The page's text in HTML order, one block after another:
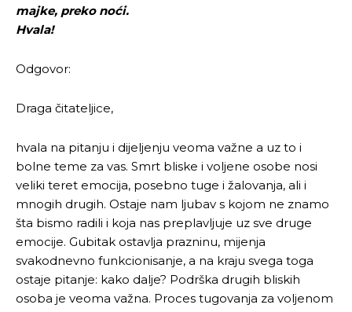
majke, preko noći.
Hvala!
Odgovor:
Draga čitateljice,
hvala na pitanju i dijeljenju veoma važne a uz to i
bolne teme za vas. Smrt bliske i voljene osobe nosi
veliki teret emocija, posebno tuge i žalovanja, ali i
mnogih drugih. Ostaje nam ljubav s kojom ne znamo
šta bismo radili i koja nas preplavljuje uz sve druge
emocije. Gubitak ostavlja prazninu, mijenja
svakodnevno funkcionisanje, a na kraju svega toga
ostaje pitanje: kako dalje? Podrška drugih bliskih
osoba je veoma važna. Proces tugovanja za voljenom